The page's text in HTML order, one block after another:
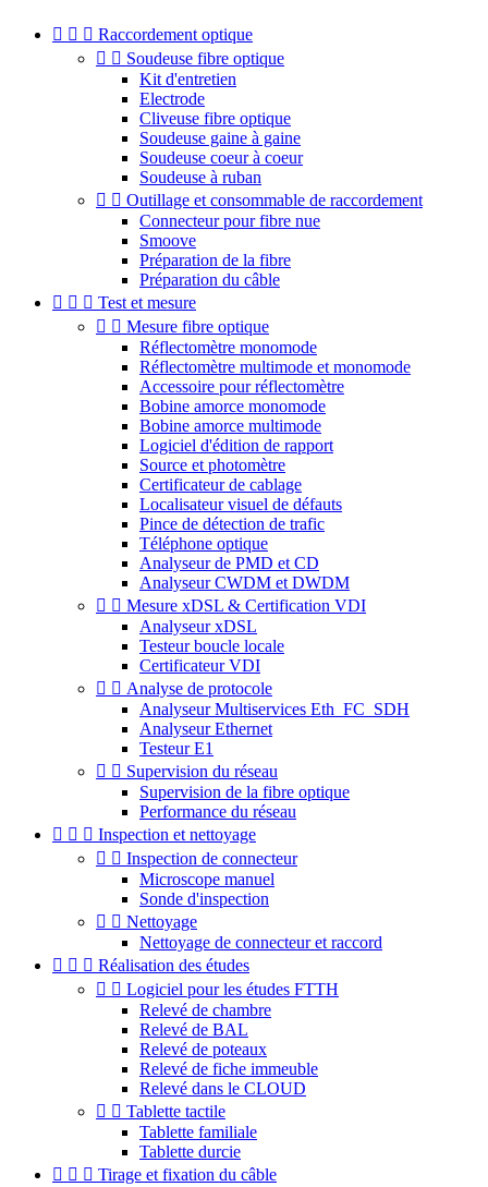
   Raccordement optique
  Soudeuse fibre optique
Kit d'entretien
Electrode
Cliveuse fibre optique
Soudeuse gaine à gaine
Soudeuse coeur à coeur
Soudeuse à ruban
  Outillage et consommable de raccordement
Connecteur pour fibre nue
Smoove
Préparation de la fibre
Préparation du câble
   Test et mesure
  Mesure fibre optique
Réflectomètre monomode
Réflectomètre multimode et monomode
Accessoire pour réflectomètre
Bobine amorce monomode
Bobine amorce multimode
Logiciel d'édition de rapport
Source et photomètre
Certificateur de cablage
Localisateur visuel de défauts
Pince de détection de trafic
Téléphone optique
Analyseur de PMD et CD
Analyseur CWDM et DWDM
  Mesure xDSL & Certification VDI
Analyseur xDSL
Testeur boucle locale
Certificateur VDI
  Analyse de protocole
Analyseur Multiservices Eth_FC_SDH
Analyseur Ethernet
Testeur E1
  Supervision du réseau
Supervision de la fibre optique
Performance du réseau
   Inspection et nettoyage
  Inspection de connecteur
Microscope manuel
Sonde d'inspection
  Nettoyage
Nettoyage de connecteur et raccord
   Réalisation des études
  Logiciel pour les études FTTH
Relevé de chambre
Relevé de BAL
Relevé de poteaux
Relevé de fiche immeuble
Relevé dans le CLOUD
  Tablette tactile
Tablette familiale
Tablette durcie
   Tirage et fixation du câble